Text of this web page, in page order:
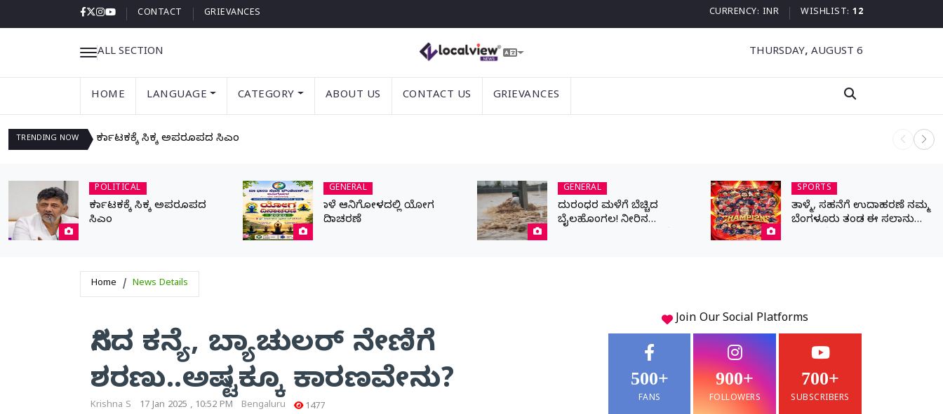
CONTACT GRIEVANCES CURRENCY: INR WISHLIST: 12
ALL SECTION THURSDAY, AUGUST 6
HOME LANGUAGE CATEGORY ABOUT US CONTACT US GRIEVANCES
TRENDING NOW ಕರ್ನಾಟಕಕ್ಕೆ ಸಿಕ್ಕ ಅಪರೂಪದ ಸಿಎಂ ನಾಳೆ
POLITICAL
ಕರ್ನಾಟಕಕ್ಕೆ ಸಿಕ್ಕ ಅಪರೂಪದ
ಸಿಎಂ
GENERAL
ನಾಳೆ ಆನಿಗೋಳದಲ್ಲಿ ಯೋಗ
ದಿನಾಚರಣೆ
GENERAL
ದುರಂಧರ ಮಳೆಗೆ ಬೆಚ್ಚಿದ
ಬೈಲಹೊಂಗಲ! ನೀರಿನ
SPORTS
ತಾಳ್ಮೆ, ಸಹನೆಗೆ ಉದಾಹರಣೆ ನಮ್ಮ
ಬೆಂಗಳೂರು ತಂಡ ಈ ಸಲಾನು
Home News Details
ಸಿಗದ ಕನ್ಯೆ, ಬ್ಯಾಚುಲರ್ ನೇಣಿಗೆ
ಶರಣು..ಅಷ್ಟಕ್ಕೂ ಕಾರಣವೇನು?
Krishna S 17 Jan 2025 , 10:52 PM Bengaluru 1477
Join OurSocial Platforms
500+
FANS
900+
FOLLOWERS
700+
SUBSCRIBERS